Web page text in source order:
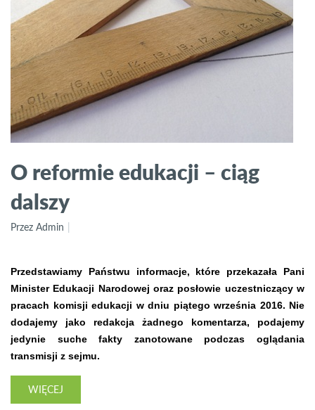
O reformie edukacji – ciąg
dalszy
Przez Admin
Przedstawiamy Państwu informacje, które przekazała Pani
Minister Edukacji Narodowej oraz posłowie uczestniczący w
pracach komisji edukacji w dniu piątego września 2016. Nie
dodajemy jako redakcja żadnego komentarza, podajemy
jedynie suche fakty zanotowane podczas oglądania
transmisji z sejmu.
WIĘCEJ